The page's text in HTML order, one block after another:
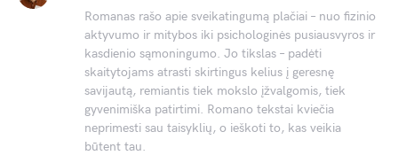
Romanas rašo apie sveikatingumą plačiai – nuo fizinio
aktyvumo ir mitybos iki psichologinės pusiausvyros ir
kasdienio sąmoningumo. Jo tikslas – padėti
skaitytojams atrasti skirtingus kelius į geresnę
savijautą, remiantis tiek mokslo įžvalgomis, tiek
gyvenimiška patirtimi. Romano tekstai kviečia
neprimesti sau taisyklių, o ieškoti to, kas veikia
būtent tau.